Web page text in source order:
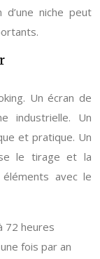
d’une niche peut
Un écran de
industrielle. Un
et pratique. Un
le tirage et la
avec le
72 heures
fois par an